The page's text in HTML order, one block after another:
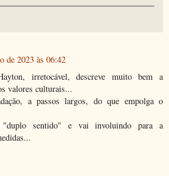
de 2023 às 06:42
irretocável, descreve muito bem a
valores culturais...
a passos largos, do que empolga o
sentido" e vai involuindo para a